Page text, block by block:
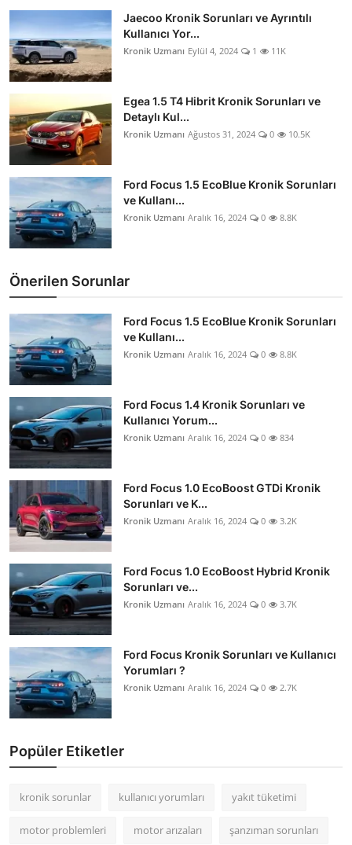
Jaecoo Kronik Sorunları ve Ayrıntılı
Kullanıcı Yor...
Kronik Uzmanı Eylül 4, 2024 1 11K
Egea 1.5 T4 Hibrit Kronik Sorunları ve
Detaylı Kul...
Kronik Uzmanı Ağustos 31, 2024 0 10.5K
Ford Focus 1.5 EcoBlue Kronik Sorunları
ve Kullanı...
Kronik Uzmanı Aralık 16, 2024 0 8.8K
Önerilen Sorunlar
Ford Focus 1.5 EcoBlue Kronik Sorunları
ve Kullanı...
Kronik Uzmanı Aralık 16, 2024 0 8.8K
Ford Focus 1.4 Kronik Sorunları ve
Kullanıcı Yorum...
Kronik Uzmanı Aralık 16, 2024 0 834
Ford Focus 1.0 EcoBoost GTDi Kronik
Sorunları ve K...
Kronik Uzmanı Aralık 16, 2024 0 3.2K
Ford Focus 1.0 EcoBoost Hybrid Kronik
Sorunları ve...
Kronik Uzmanı Aralık 16, 2024 0 3.7K
Ford Focus Kronik Sorunları ve Kullanıcı
Yorumları ?
Kronik Uzmanı Aralık 16, 2024 0 2.7K
Popüler Etiketler
kronik sorunlar kullanıcı yorumları yakıt tüketimi
motor problemleri motor arızaları şanzıman sorunları